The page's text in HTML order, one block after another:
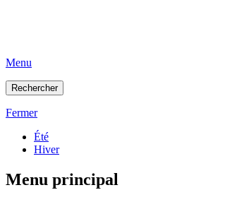
Menu
Rechercher
Fermer
Été
Hiver
Menu principal